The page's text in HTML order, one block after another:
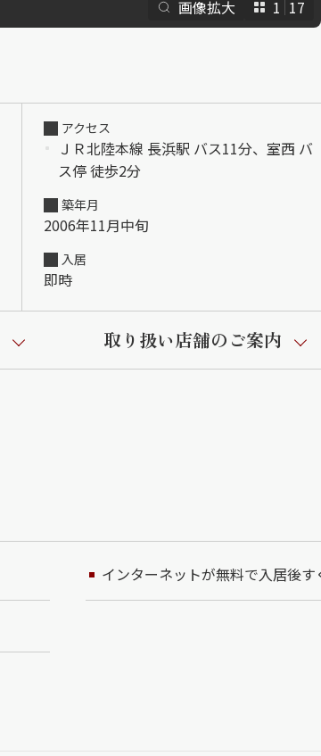
画像拡大 1 17
アクセス
ＪＲ北陸本線 長浜駅 バス11分、室西 バ
ス停 徒歩2分
築年月
2006年11月中旬
入居
即時
取り扱い店舗のご案内
インターネットが無料で入居後